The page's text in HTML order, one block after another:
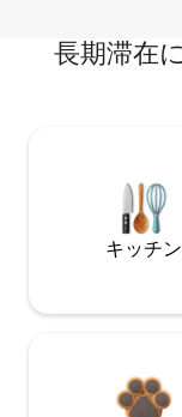
長期滞在
キッチン